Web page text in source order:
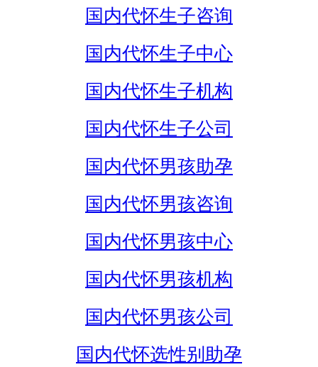
国内代怀生子咨询
国内代怀生子中心
国内代怀生子机构
国内代怀生子公司
国内代怀男孩助孕
国内代怀男孩咨询
国内代怀男孩中心
国内代怀男孩机构
国内代怀男孩公司
国内代怀选性别助孕